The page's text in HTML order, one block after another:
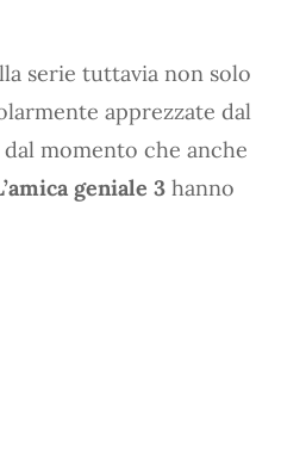
serie tuttavia non solo
apprezzate dal
momento che anche
geniale 3 hanno